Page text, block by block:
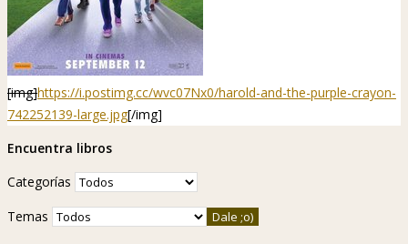
[img]https://i.postimg.cc/wvc07Nx0/harold-and-the-purple-crayon-
742252139-large.jpg[/img]
Encuentra libros
Categorías
Temas